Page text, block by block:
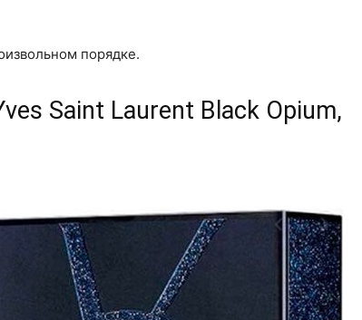
порядке.
Saint Laurent Black Opium,